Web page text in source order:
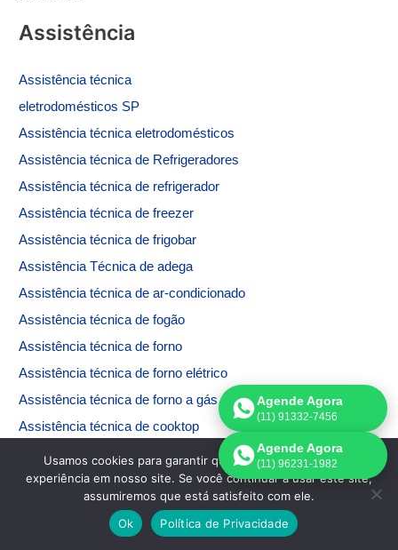
Assistência
Assistênciatécnica
eletrodomésticos SP
Assistência técnica eletrodomésticos
Assistência técnica de Refrigeradores
Assistência técnica de refrigerador
Assistência técnica de freezer
Assistência técnica de frigobar
Assistência Técnica de adega
Assistência técnica de ar-condicionado
Assistência técnica de fogão
Assistência técnica de forno
Assistência técnica de forno elétrico
Assistência técnica de forno a gás
Assistência técnica de cooktop
Assistência técnica de microondas
Assistência técnica de máquina de lavar
Assistência técnica de máquina de secar
Assistência técnica de máquina de lavar e secar
Agende Agora
(11) 91332-7456
Agende Agora
(11) 96231-1982
Usamos cookies para garantir que oferecemos a melhor
experiência em nosso site. Se você continuar a usar este site,
assumiremos que está satisfeito com ele.
Ok
Política de Privacidade